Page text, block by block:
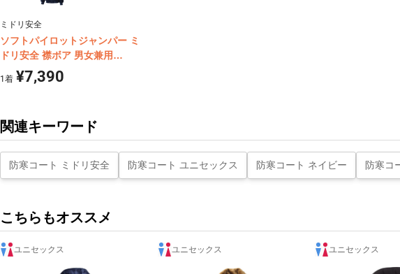
ミドリ安全
ソフトパイロットジャンパー ミ
ドリ安全 襟ボア 男女兼用
M4057
1 着 ¥7,390
関連キーワード
防寒コート ミドリ安全 防寒コート ユニセックス 防寒コート ネイビー 防寒コ
こちらもオススメ
ユニセックス ユニセックス ユニセックス